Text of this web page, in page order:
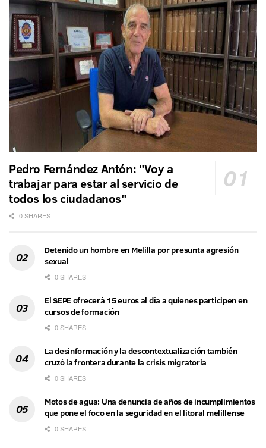
Pedro Fernández Antón: "Voy a
trabajar para estar al servicio de
todos los ciudadanos"
0 SHARES
Detenido un hombre en Melilla por presunta agresión
sexual
0 SHARES
El SEPE ofrecerá 15 euros al día a quienes participen en
cursos de formación
0 SHARES
La desinformación y la descontextualización también
cruzó la frontera durante la crisis migratoria
0 SHARES
Motos de agua: Una denuncia de años de incumplimientos
que pone el foco en la seguridad en el litoral melillense
0 SHARES